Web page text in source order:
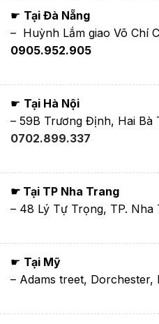
☛ Tại Đà Nẵng
– Huỳnh Lắm giao Võ Chí
0905.952.905
☛ Tại Hà Nội
– 59B Trương Định, Hai Bà
0702.899.337
☛ Tại TP Nha Trang
– 48 Lý Tự Trọng, TP. Nha
☛ Tại Mỹ
– Adams treet, Dorchester,